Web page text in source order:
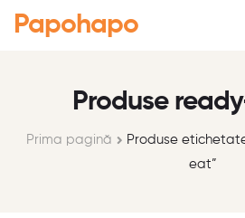
Papohapo
Produse
Prima pagină
Produse
eat”